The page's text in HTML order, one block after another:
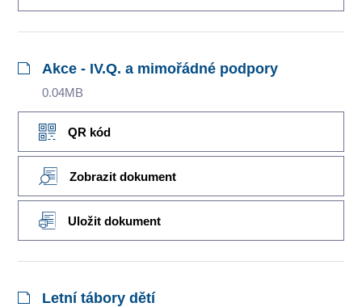
Akce - IV.Q. a mimořádné podpory
0.04MB
QR kód
Zobrazit dokument
Uložit dokument
Letní tábory dětí